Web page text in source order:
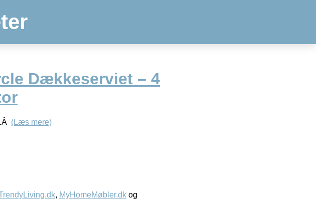
Dækkeserviet – 4
(Læs mere)
, MyHomeMøbler.dk og